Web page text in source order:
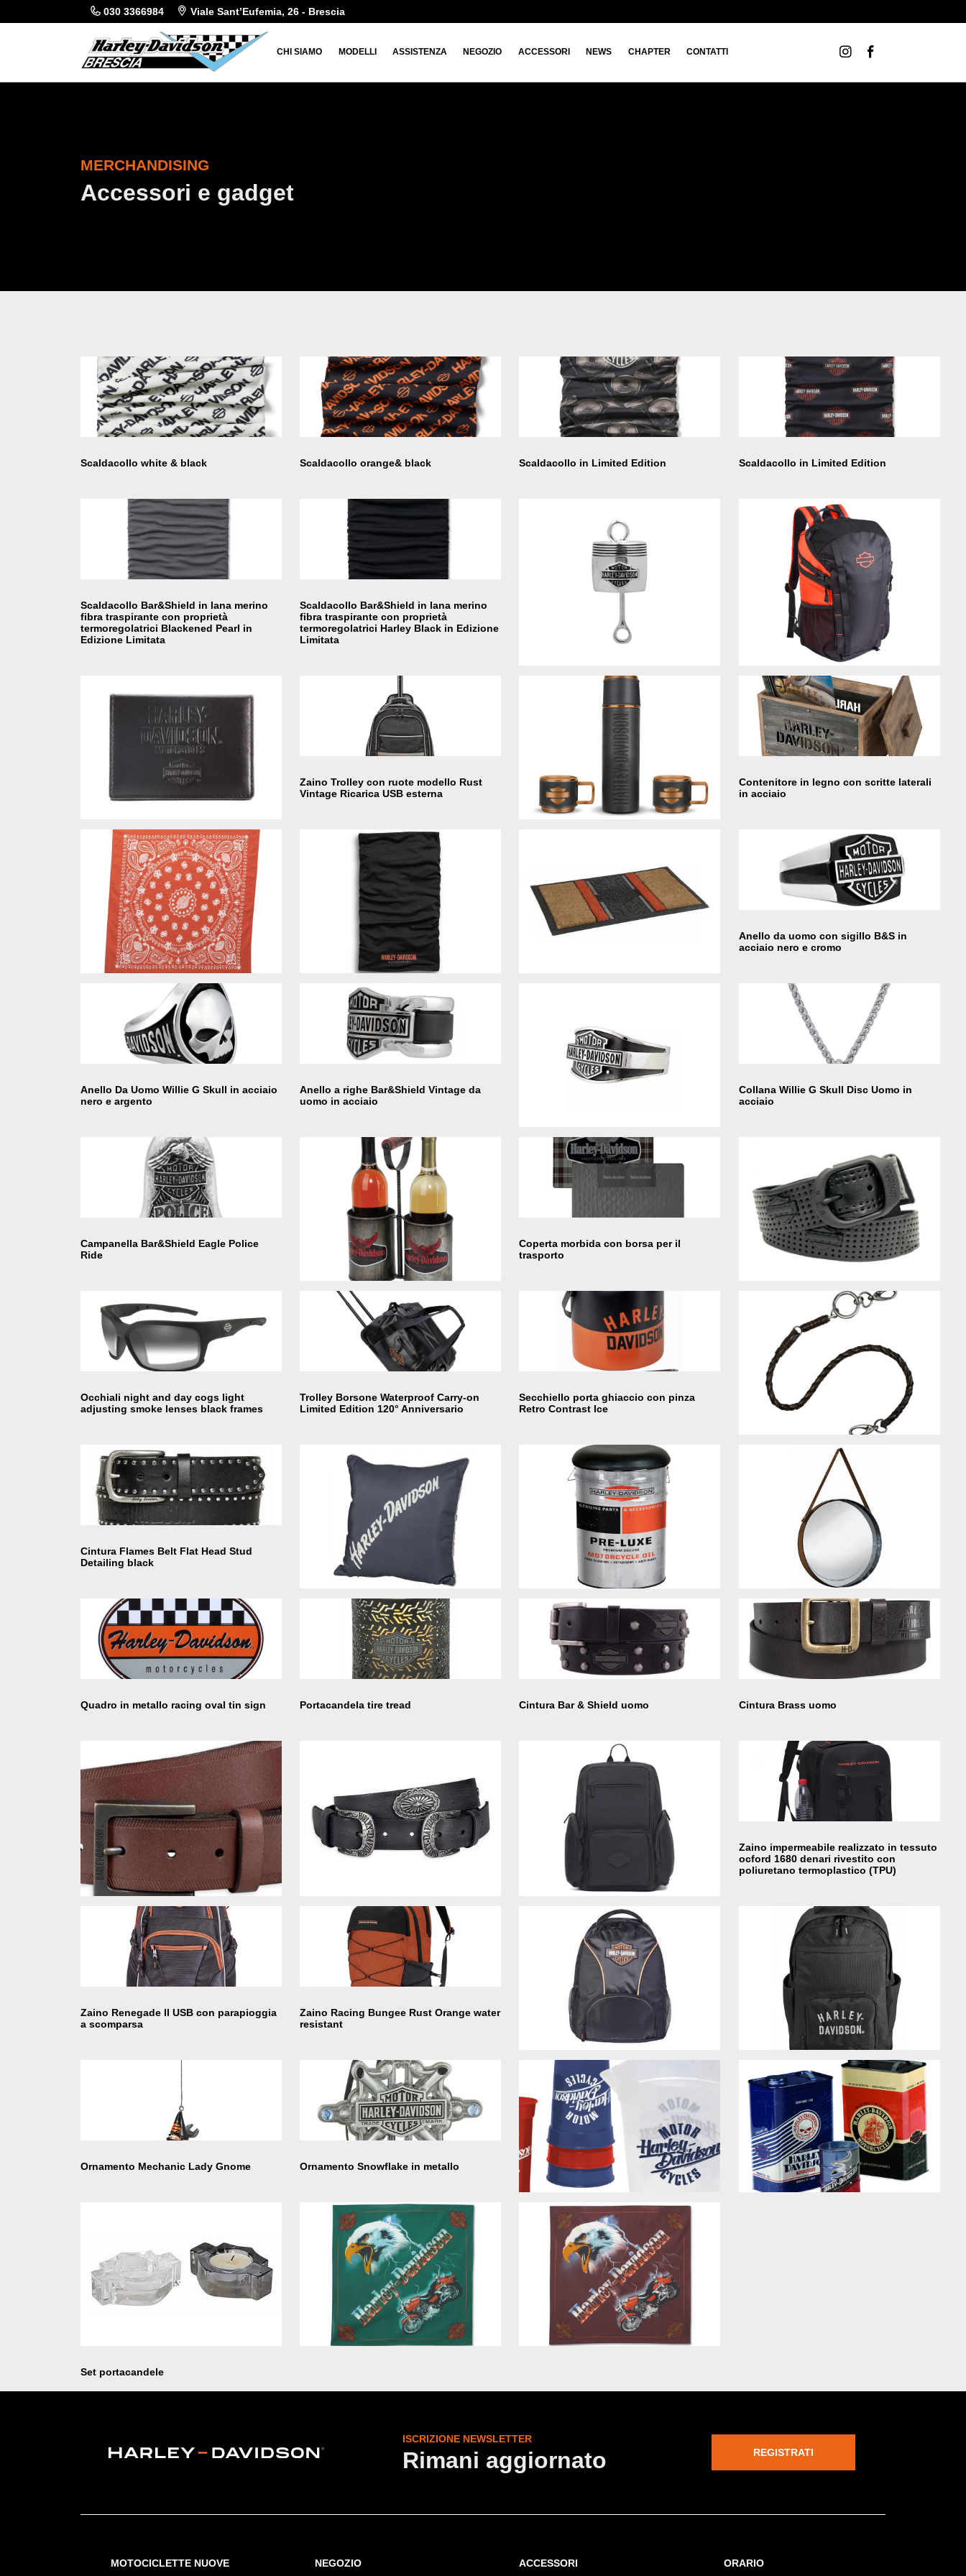
030 3366984 Viale Sant’Eufemia, 26 - Brescia
CHI SIAMO MODELLI ASSISTENZA NEGOZIO ACCESSORI NEWS CHAPTER CONTATTI
MERCHANDISING
Accessori e gadget
Scaldacollo white & black Scaldacollo orange& black Scaldacollo in Limited Edition Scaldacollo in Limited Edition
Scaldacollo Bar&Shield in lana merino
fibra traspirante con proprietà
termoregolatrici Blackened Pearl in
Edizione Limitata
Scaldacollo Bar&Shield in lana merino
fibra traspirante con proprietà
termoregolatrici Harley Black in Edizione
Limitata
Campanella Bar&Shield Piston
Zaino Street Cruiser black orange water
resistant material
Portacarte in pelle bi-fold
Zaino Trolley con ruote modello Rust
Vintage Ricarica USB esterna
Contenitore in legno con scritte laterali
in acciaio
Bandana H-D Orange Scaldacollo con tecnologia CoolCore
Anello da uomo con sigillo B&S in
acciaio nero e cromo
Anello Da Uomo Willie G Skull in acciaio
nero e argento
Anello a righe Bar&Shield Vintage da
uomo in acciaio
Anello B&S signet in acciaio da uomo
Collana Willie G Skull Disc Uomo in
acciaio
Campanella Bar&Shield Eagle Police
Ride
Set Eagle wine bottle
Coperta morbida con borsa per il
trasporto
Cintura Black Buckle B&S in pelle nera
Occhiali night and day cogs light
adjusting smoke lenses black frames
Trolley Borsone Waterproof Carry-on
Limited Edition 120° Anniversario
Secchiello porta ghiaccio con pinza
Retro Contrast Ice
Catena in cuoio e metallo
Cintura Flames Belt Flat Head Stud
Detailing black
Cuscino Celebration Outdoor Sgabello contenitore Pre Luxe Specchio Galvanized Circle
Quadro in metallo racing oval tin sign Portacandela tire tread Cintura Bar & Shield uomo Cintura Brass uomo
Cintura Debossed Cowhide uomo Cintura Double Buckle donna Zaino black crinkle nylon water resistant
Zaino impermeabile realizzato in tessuto
ocford 1680 denari rivestito con
poliuretano termoplastico (TPU)
Zaino Renegade II USB con parapioggia
a scomparsa
Zaino Racing Bungee Rust Orange water
resistant
Zaino black Zaino Rugged Twill - Black/Gray
Ornamento Mechanic Lady Gnome Ornamento Snowflake in metallo Set Pitcher brocca + 4 bicchieri Set contenitori Storage Canister
Set portacandele
Bandana H-D Eagle Rider Rain Forest in
cotone edizione limitata
Bandana H-D Eagle Rider Sassafras in
cotone edizione limitata
ISCRIZIONE NEWSLETTER
Rimani aggiornato REGISTRATI
MOTOCICLETTE NUOVE NEGOZIO ACCESSORI ORARIO